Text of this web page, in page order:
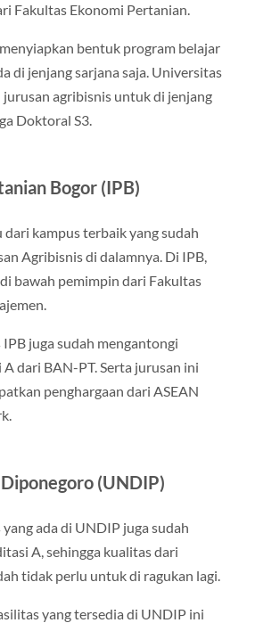
Fakultas Ekonomi Pertanian.
bentuk program belajar
di jenjang sarjana saja. Universitas
jurusan agribisnis untuk di jenjang
Doktoral S3.
Bogor (IPB)
dari kampus terbaik yang sudah
Agribisnis di dalamnya. Di IPB,
bawah pemimpin dari Fakultas
juga sudah mengantongi
dari BAN-PT. Serta jurusan ini
penghargaan dari ASEAN
(UNDIP)
ada di UNDIP juga sudah
A, sehingga kualitas dari
tidak perlu untuk di ragukan lagi.
yang tersedia di UNDIP ini